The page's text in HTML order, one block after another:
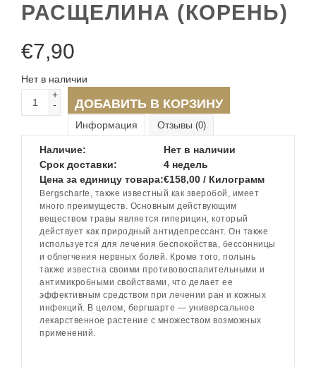
РАСЩЕЛИНА (КОРЕНЬ)
€7,90
Нет в наличии
+
-
ДОБАВИТЬ В КОРЗИНУ
Информация Отзывы (0)
Наличие:
Нет в наличии
Срок доставки:
4 недель
Цена за единицу товара:€158,00 / Килограмм
Bergscharte, также известный как зверобой, имеет
много преимуществ. Основным действующим
веществом травы является гиперицин, который
действует как природный антидепрессант. Он также
используется для лечения беспокойства, бессонницы
и облегчения нервных болей. Кроме того, полынь
также известна своими противовоспалительными и
антимикробными свойствами, что делает ее
эффективным средством при лечении ран и кожных
инфекций. В целом, бергшарте — универсальное
лекарственное растение с множеством возможных
применений.